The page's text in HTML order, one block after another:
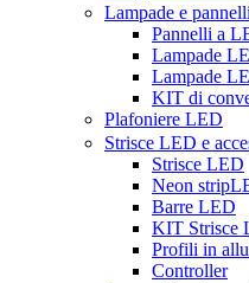
Lampade e
Pannelli a
Lampade
Lampade
KIT di
Plafoniere LED
Strisce LED e
Strisce LED
Neon
Barre LED
KIT Strisce
Profili in
Controller